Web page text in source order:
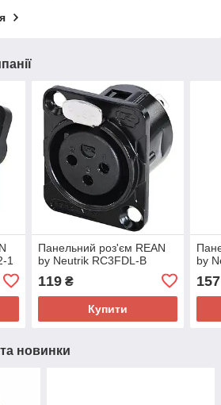
1
Панельний роз'єм REAN
by Neutrik RC3FDL-B
119₴
Купити
by
157
та новинки